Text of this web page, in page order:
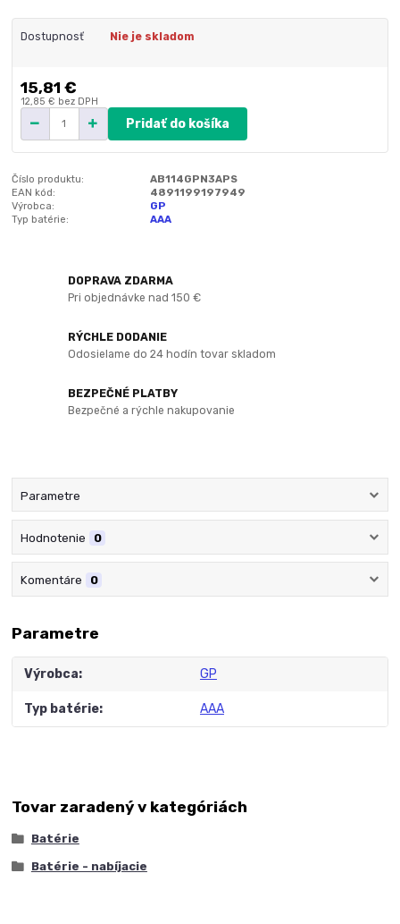
Dostupnosť Nie je skladom
15,81 €
12,85 € bez DPH
Pridať do košíka
Číslo produktu:
AB114GPN3APS
EAN kód:
4891199197949
Výrobca:
GP
Typ batérie:
AAA
DOPRAVA ZDARMA
Pri objednávke nad 150 €
RÝCHLE DODANIE
Odosielame do 24 hodín tovar skladom
BEZPEČNÉ PLATBY
Bezpečné a rýchle nakupovanie
Parametre
Hodnotenie 0
Komentáre 0
Parametre
Výrobca GP
Typ batérie AAA
Tovar zaradený v kategóriách
Batérie
Batérie - nabíjacie